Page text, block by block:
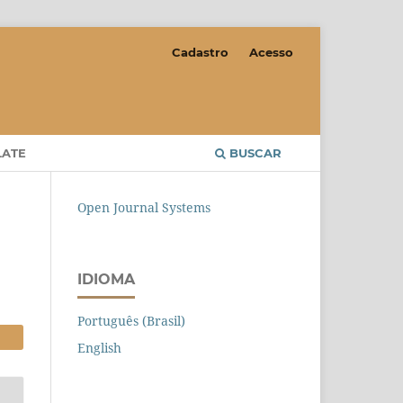
BUSCAR
Cadastro Acesso
Open Journal Systems
IDIOMA
Português (Brasil)
English